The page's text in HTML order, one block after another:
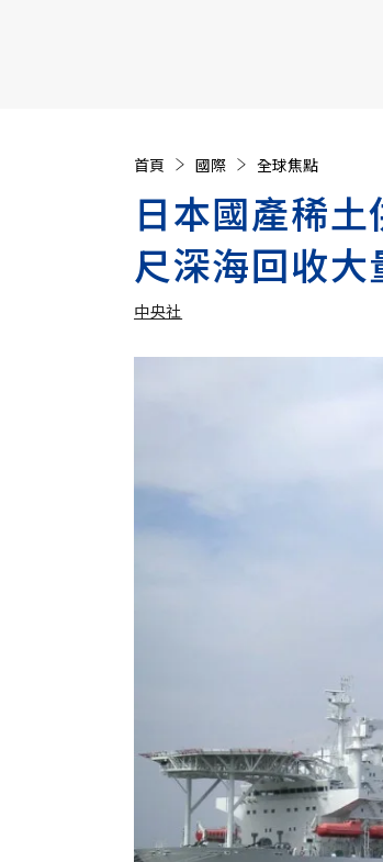
首頁 國際 全球焦點
日本國產稀
尺深海回收大
中央社